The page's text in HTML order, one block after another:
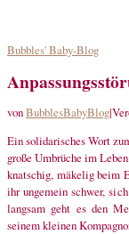
Bubbles' Baby-Blog
vonBubblesBabyBlog|
Ein solidarisches Wort
große Umbrüche im
knatschig, mäkelig beim
ihr ungemein schwer,
langsam geht es den
seinem kleinen